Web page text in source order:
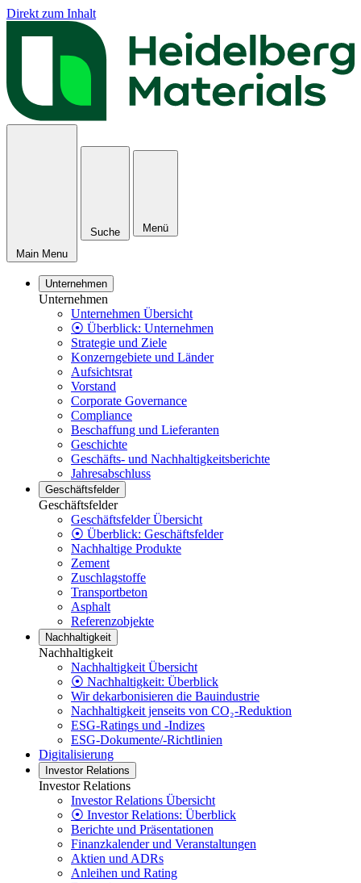
Direkt zum Inhalt
Main Menu
Suche Menü
Unternehmen
Unternehmen
Unternehmen Übersicht
⦿ Überblick: Unternehmen
Strategie und Ziele
Konzerngebiete und Länder
Aufsichtsrat
Vorstand
Corporate Governance
Compliance
Beschaffung und Lieferanten
Geschichte
Geschäfts- und Nachhaltigkeitsberichte
Jahresabschluss
Geschäftsfelder
Geschäftsfelder
Geschäftsfelder Übersicht
⦿ Überblick: Geschäftsfelder
Nachhaltige Produkte
Zement
Zuschlagstoffe
Transportbeton
Asphalt
Referenzobjekte
Nachhaltigkeit
Nachhaltigkeit
Nachhaltigkeit Übersicht
⦿ Nachhaltigkeit: Überblick
Wir dekarbonisieren die Bauindustrie
Nachhaltigkeit jenseits von CO₂-Reduktion
ESG-Ratings und -Indizes
ESG-Dokumente/-Richtlinien
Digitalisierung
Investor Relations
Investor Relations
Investor Relations Übersicht
⦿ Investor Relations: Überblick
Berichte und Präsentationen
Finanzkalender und Veranstaltungen
Aktien und ADRs
Anleihen und Rating